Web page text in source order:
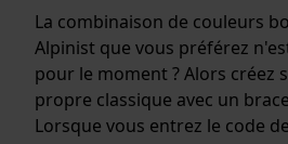
La combinaison de couleurs
Alpinist que vous préférez
pour le moment ? Alors créez
propre classique avec un
Lorsque vous entrez le code